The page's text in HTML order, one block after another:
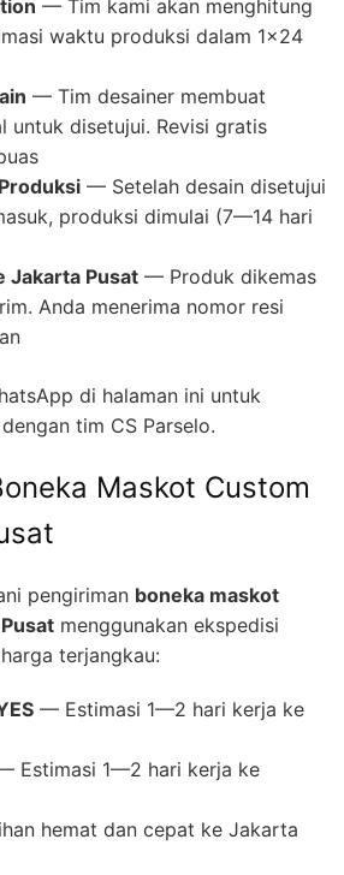
— Tim kami akan menghitung
waktu produksi dalam 1×24
— Tim desainer membuat
untuk disetujui. Revisi gratis
— Setelah desain disetujui
produksi dimulai (7—14 hari
Jakarta Pusat — Produk dikemas
Anda menerima nomor resi
di halaman ini untuk
tim CS Parselo.
Maskot Custom
pengiriman boneka maskot
menggunakan ekspedisi
terjangkau:
— Estimasi 1—2 hari kerja ke
Estimasi 1—2 hari kerja ke
hemat dan cepat ke Jakarta